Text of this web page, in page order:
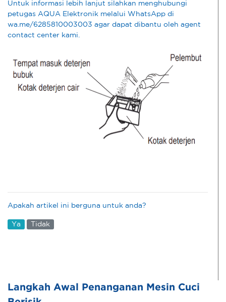
Untuk informasi lebih lanjut silahkan menghubungi
petugas AQUA Elektronik melalui WhatsApp di
wa.me/6285810003003 agar dapat dibantu oleh agent
contact center kami.
Apakah artikel ini berguna untuk anda?
Ya Tidak
Langkah Awal Penanganan Mesin Cuci